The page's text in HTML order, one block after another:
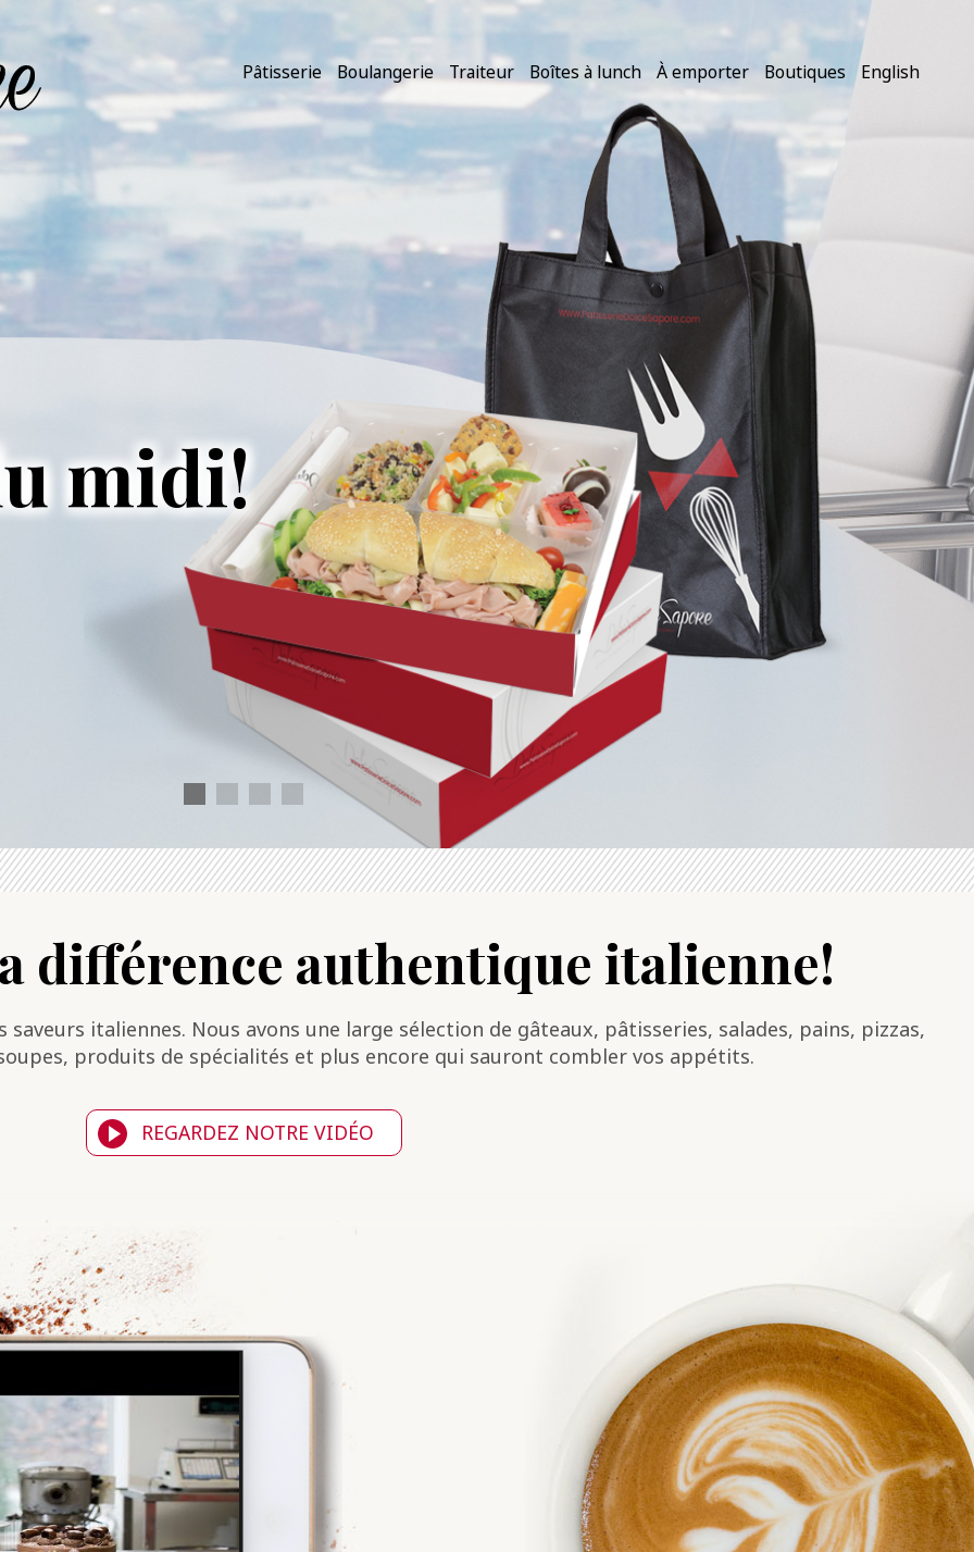
Pâtisserie Boulangerie Traiteur Boîtes à lunch À emporter Boutiques English
midi!
différence authentique italienne!
italiennes. Nous avons une large sélection de gâteaux, pâtisseries, salades, pains, pizzas,
produits de spécialités et plus encore qui sauront combler vos appétits.
REGARDEZ NOTRE VIDÉO